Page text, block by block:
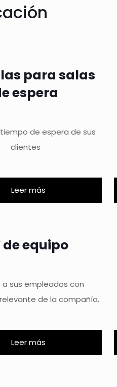
para salas
espera
de espera de sus
clientes
Leer más
de equipo
a sus empleados con
de la compañía.
Leer más